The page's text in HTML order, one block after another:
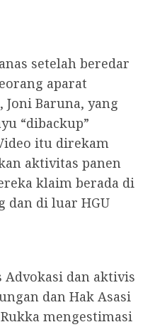
setelah beredar
aparat
Joni Baruna, yang
“dibackup”
itu direkam
aktivitas panen
klaim berada di
dan di luar HGU
Advokasi dan aktivis
dan Hak Asasi
mengestimasi